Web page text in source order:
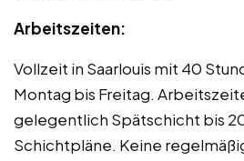
Arbeitszeiten:
Vollzeit in Saarlouis mit 40
Montag bis Freitag.
gelegentlich Spätschicht bis
Schichtpläne. Keine